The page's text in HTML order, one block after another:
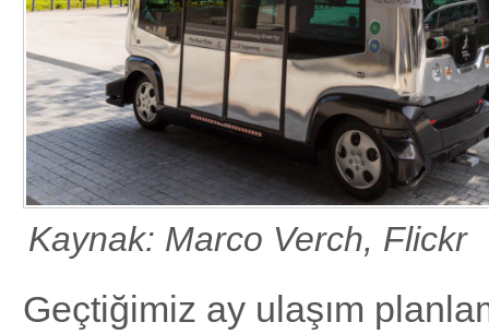
Kaynak: Marco Verch, Flickr
Geçtiğimiz ay ulaşım